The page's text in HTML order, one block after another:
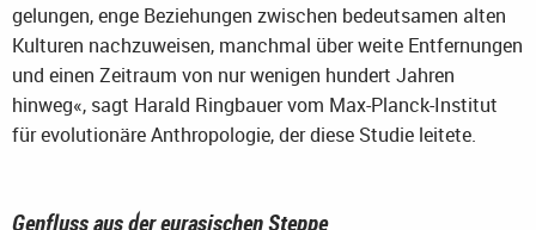
gelungen, enge Beziehungen zwischen bedeutsamen alten
Kulturen nachzuweisen, manchmal über weite Entfernungen
und einen Zeitraum von nur wenigen hundert Jahren
hinweg«, sagt Harald Ringbauer vom Max-Planck-Institut
für evolutionäre Anthropologie, der diese Studie leitete.
Genfluss aus der eurasischen Steppe